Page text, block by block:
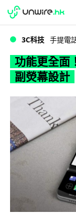
WWDC 2026
3C科技 手提電
功能更全面
副熒幕設計